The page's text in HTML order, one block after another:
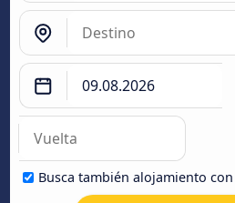
Busca también alojamiento